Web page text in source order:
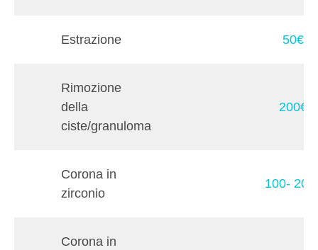
Estrazione 50€
Rimozione
della
ciste/granuloma
200€
Corona in
zirconio
100-
Corona in